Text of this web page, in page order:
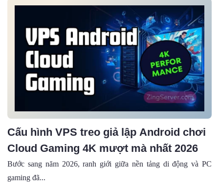
Cấu hình VPS treo giả lập Android chơi
Cloud Gaming 4K mượt mà nhất 2026
Bước sang năm 2026, ranh giới giữa nền tảng di động và PC
gaming đã...